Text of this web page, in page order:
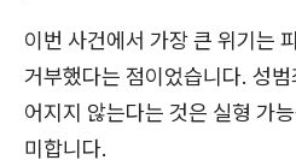
이번 사건에서 가장 큰 위기는
거부했다는 점이었습니다. 성
어지지 않는다는 것은 실형 가
미합니다.